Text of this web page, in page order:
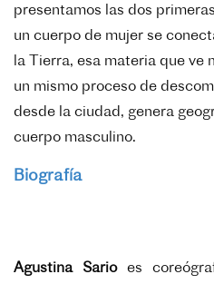
presentamos las dos
un cuerpo de mujer se
la Tierra, esa materia que ve
un mismo proceso de
desde la ciudad, genera
cuerpo masculino.
Biografía
Agustina Sarioes